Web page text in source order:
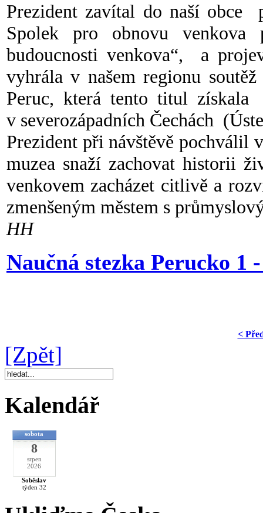
Prezident zavítal do naší obce
Spolek pro obnovu
budoucnosti venkova“, a
vyhrála v našem regionu
Peruc, která tento titul
v severozápadních Čechách
Prezident při návštěvě pochválil
muzea snaží zachovat historii
venkovem zacházet citlivě a
zmenšeným
HH
Naučná stezka Perucko 1
<
[Zpět]
Kalendář
sobota
8
srpen
2026
Soběslav
týden 32